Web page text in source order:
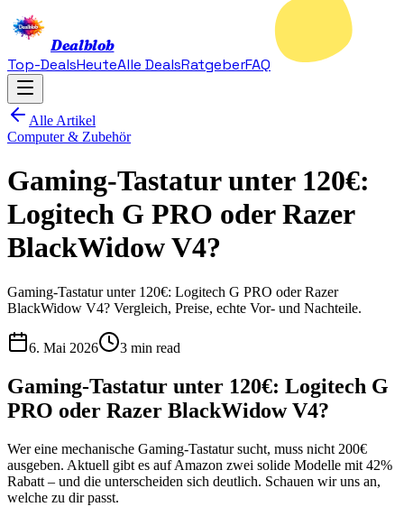
Dealblob
Top-DealsHeuteAlle DealsRatgeberFAQ
Alle Artikel
Computer & Zubehör
Gaming-Tastatur unter 120€:
Logitech G PRO oder Razer
BlackWidow V4?
Gaming-Tastatur unter 120€: Logitech G PRO oder Razer
BlackWidow V4? Vergleich, Preise, echte Vor- und Nachteile.
6. Mai 2026 3 min read
Gaming-Tastatur unter 120€: Logitech G
PRO oder Razer BlackWidow V4?
Wer eine mechanische Gaming-Tastatur sucht, muss nicht 200€
ausgeben. Aktuell gibt es auf Amazon zwei solide Modelle mit 42%
Rabatt – und die unterscheiden sich deutlich. Schauen wir uns an,
welche zu dir passt.